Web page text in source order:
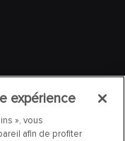
expérience
», vous
afin de profiter